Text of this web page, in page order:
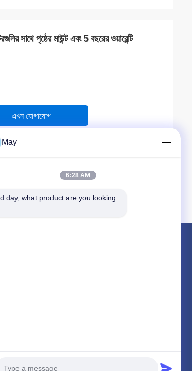
সাথে পৃষ্ঠের মাউন্ট এবং 5 বছরের ওয়ারেন্টি
এখন যোগাযোগ
May
6:28 AM
day, what product are you looking